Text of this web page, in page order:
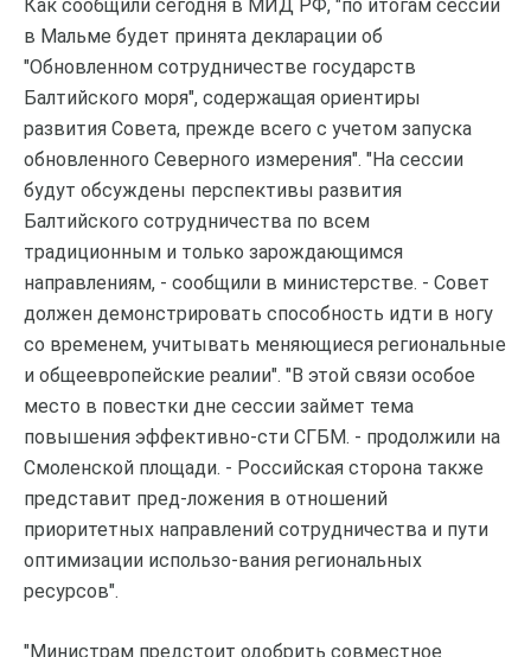
Как сообщили сегодня в МИД РФ, "по итогам сессии
в Мальме будет принята декларации об
"Обновленном сотрудничестве государств
Балтийского моря", содержащая ориентиры
развития Совета, прежде всего с учетом запуска
обновленного Северного измерения". "На сессии
будут обсуждены перспективы развития
Балтийского сотрудничества по всем
традиционным и только зарождающимся
направлениям, - сообщили в министерстве. - Совет
должен демонстрировать способность идти в ногу
со временем, учитывать меняющиеся региональные
и общеевропейские реалии". "В этой связи особое
место в повестки дне сессии займет тема
повышения эффективно-сти СГБМ. - продолжили на
Смоленской площади. - Российская сторона также
представит пред-ложения в отношений
приоритетных направлений сотрудничества и пути
оптимизации использо-вания региональных
ресурсов".
"Министрам предстоит одобрить совместное